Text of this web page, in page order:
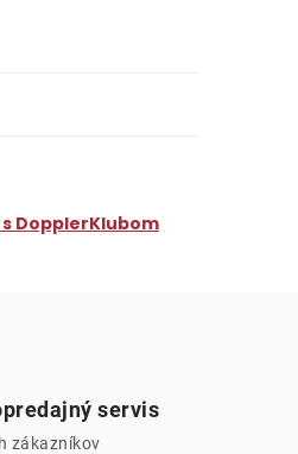
s DopplerKlubom
servis
zákazníkov